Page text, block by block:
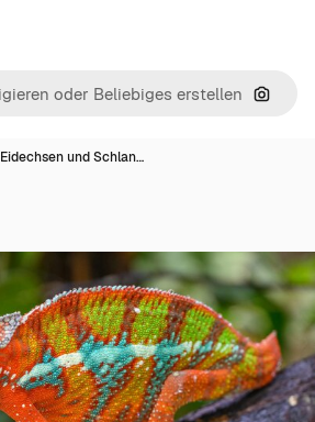
Nach
Eidechsen und Schlan…